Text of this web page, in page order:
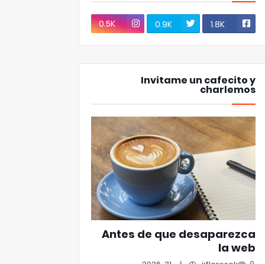
1.8K
0.9K
0.5K
Invitame un cafecito y
charlemos
Antes de que desaparezca
la web